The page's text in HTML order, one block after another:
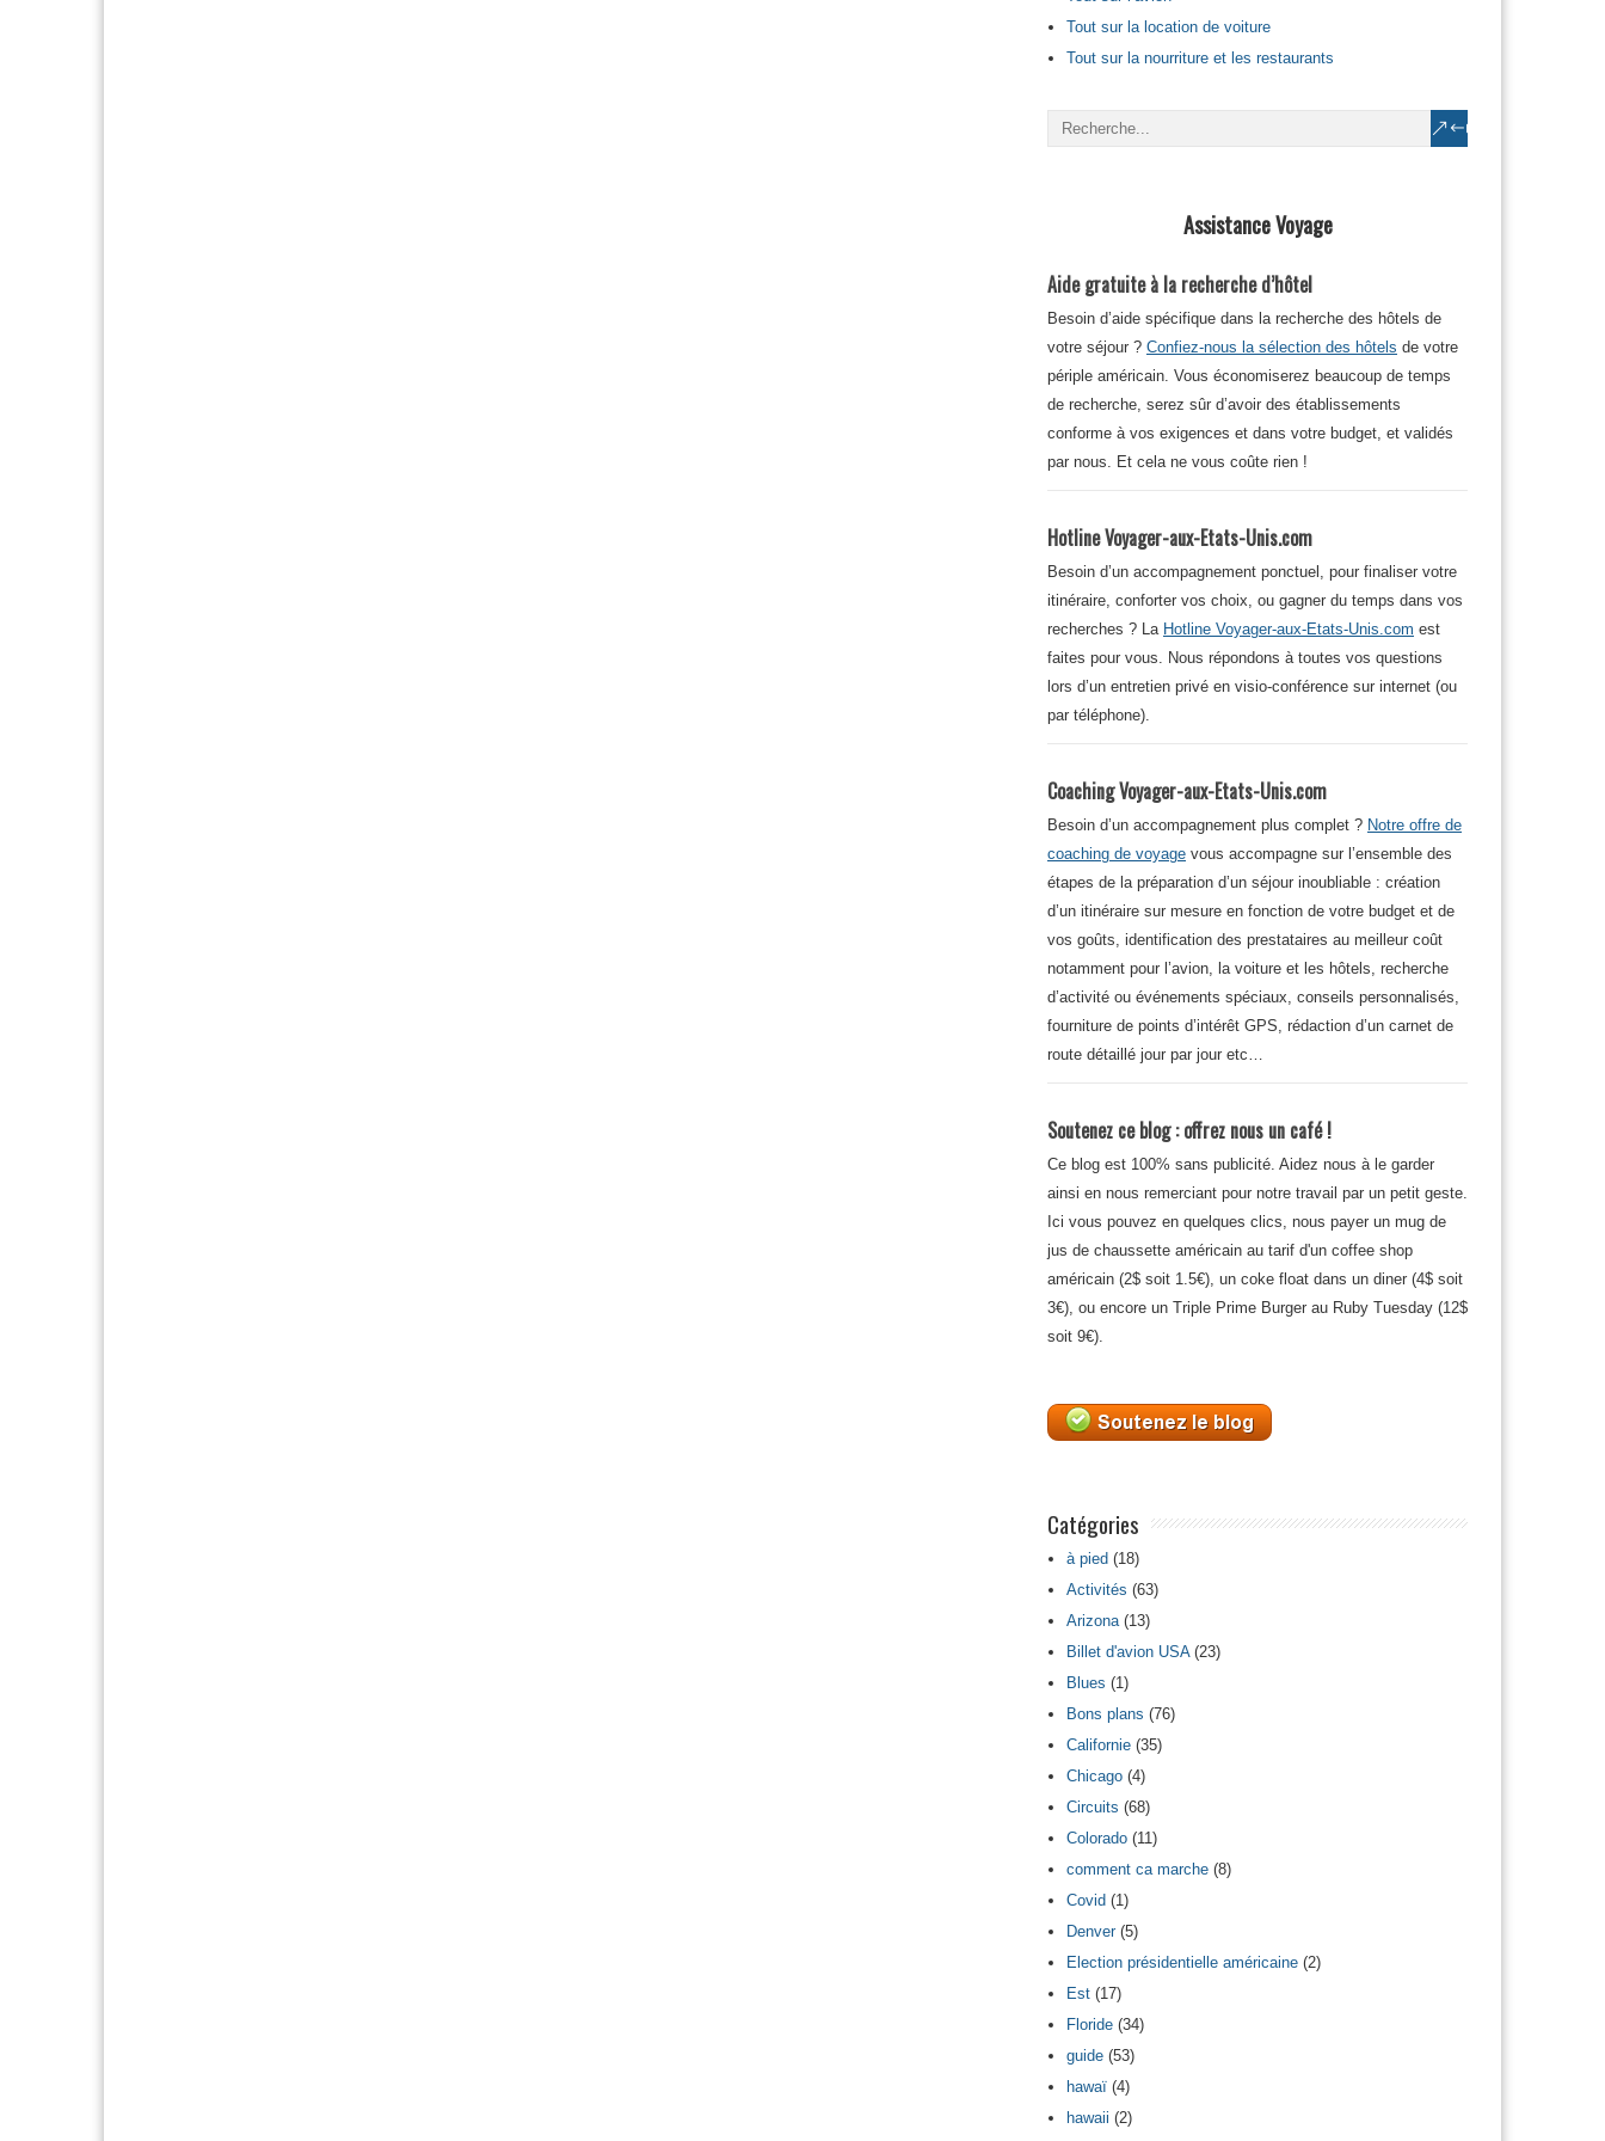
Tout sur la location de voiture
Tout sur la nourriture et les restaurants
Assistance Voyage
Aide gratuite à la recherche d’hôtel
Besoin d’aide spécifique dans la recherche des hôtels de
votre séjour ? Confiez-nous la sélection des hôtels de votre
périple américain. Vous économiserez beaucoup de temps
de recherche, serez sûr d’avoir des établissements
conforme à vos exigences et dans votre budget, et validés
par nous. Et cela ne vous coûte rien !
Hotline Voyager-aux-Etats-Unis.com
Besoin d’un accompagnement ponctuel, pour finaliser votre
itinéraire, conforter vos choix, ou gagner du temps dans vos
recherches ? La Hotline Voyager-aux-Etats-Unis.com est
faites pour vous. Nous répondons à toutes vos questions
lors d’un entretien privé en visio-conférence sur internet (ou
par téléphone).
Coaching Voyager-aux-Etats-Unis.com
Besoin d’un accompagnement plus complet ? Notre offre de
coaching de voyage vous accompagne sur l’ensemble des
étapes de la préparation d’un séjour inoubliable : création
d’un itinéraire sur mesure en fonction de votre budget et de
vos goûts, identification des prestataires au meilleur coût
notamment pour l’avion, la voiture et les hôtels, recherche
d’activité ou événements spéciaux, conseils personnalisés,
fourniture de points d’intérêt GPS, rédaction d’un carnet de
route détaillé jour par jour etc…
Soutenez ce blog : offrez nous un café !
Ce blog est 100% sans publicité. Aidez nous à le garder
ainsi en nous remerciant pour notre travail par un petit geste.
Ici vous pouvez en quelques clics, nous payer un mug de
jus de chaussette américain au tarif d'un coffee shop
américain (2$ soit 1.5€), un coke float dans un diner (4$ soit
3€), ou encore un Triple Prime Burger au Ruby Tuesday (12$
soit 9€).
Catégories
à pied (18)
Activités (63)
Arizona(13)
Billet d'avion USA(23)
Blues (1)
Bons plans (76)
Californie (35)
Chicago (4)
Circuits (68)
Colorado (11)
comment ca marche (8)
Covid (1)
Denver(5)
Election présidentielle américaine (2)
Est (17)
Floride (34)
guide (53)
hawaï (4)
hawaii (2)